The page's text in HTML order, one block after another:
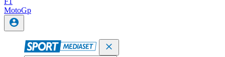
MotoGp